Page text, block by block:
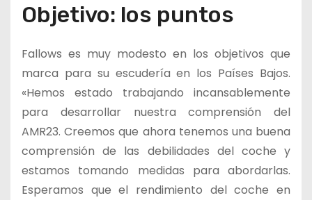
Objetivo: los puntos
Fallows es muy modesto en los objetivos que
marca para su escudería en los Países Bajos.
«Hemos estado trabajando incansablemente
para desarrollar nuestra comprensión del
AMR23. Creemos que ahora tenemos una buena
comprensión de las debilidades del coche y
estamos tomando medidas para abordarlas.
Esperamos que el rendimiento del coche en